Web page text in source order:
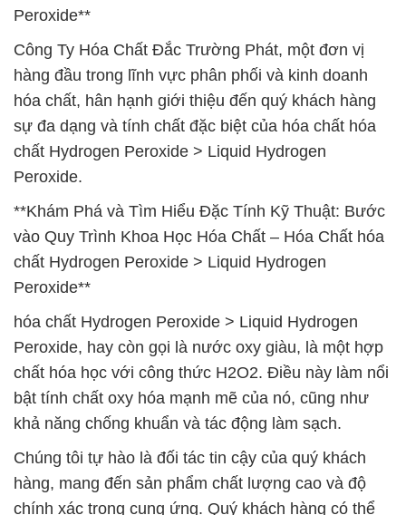
Peroxide**
Công Ty Hóa Chất Đắc Trường Phát, một đơn vị
hàng đầu trong lĩnh vực phân phối và kinh doanh
hóa chất, hân hạnh giới thiệu đến quý khách hàng
sự đa dạng và tính chất đặc biệt của hóa chất hóa
chất Hydrogen Peroxide > Liquid Hydrogen
Peroxide.
**Khám Phá và Tìm Hiểu Đặc Tính Kỹ Thuật: Bước
vào Quy Trình Khoa Học Hóa Chất – Hóa Chất hóa
chất Hydrogen Peroxide > Liquid Hydrogen
Peroxide**
hóa chất Hydrogen Peroxide > Liquid Hydrogen
Peroxide, hay còn gọi là nước oxy giàu, là một hợp
chất hóa học với công thức H2O2. Điều này làm nổi
bật tính chất oxy hóa mạnh mẽ của nó, cũng như
khả năng chống khuẩn và tác động làm sạch.
Chúng tôi tự hào là đối tác tin cậy của quý khách
hàng, mang đến sản phẩm chất lượng cao và độ
chính xác trong cung ứng. Quý khách hàng có thể